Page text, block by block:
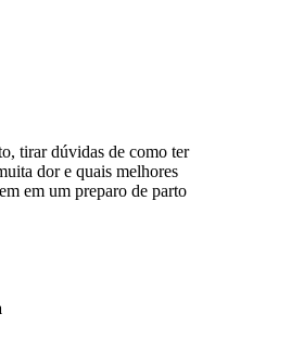
tirar dúvidas de como ter
dor e quais melhores
em um preparo de parto